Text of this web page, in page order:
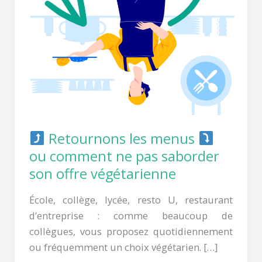
Retournons les menus
ou comment ne pas saborder
son offre végétarienne
École, collège, lycée, resto U, restaurant
d’entreprise : comme beaucoup de
collègues, vous proposez quotidiennement
ou fréquemment un choix végétarien. […]
pas
saborder
végétarienne